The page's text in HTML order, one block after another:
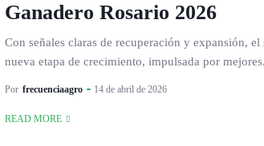
Ganadero Rosario 2026
Con señales claras de recuperación y expansión,
nueva etapa de crecimiento, impulsada por
Por frecuenciaagro 14 de abril de 2026
READ MORE